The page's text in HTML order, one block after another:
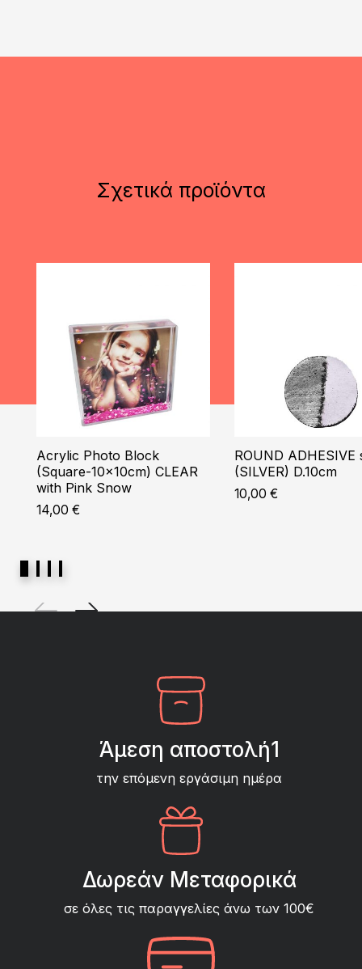
Σχετικά προϊόντα
Acrylic Photo Block
(Square-10x10cm) CLEAR
with Pink Snow
14,00 €
ROUND ADHESIVE
(SILVER) D.10cm
10,00 €
Άμεση αποστολή1
την επόμενη εργάσιμη ημέρα
Δωρεάν Μεταφορικά
σε όλες τις παραγγελίες άνω των 100€